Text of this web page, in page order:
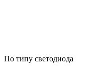
По типу светодиода